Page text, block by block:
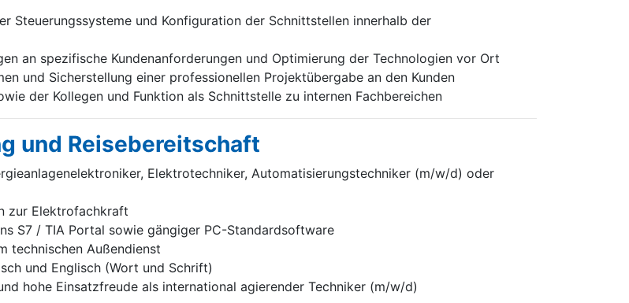
Steuerungssysteme und Konfiguration der Schnittstellen innerhalb der
an spezifische Kundenanforderungen und Optimierung der Technologien vor Ort
und Sicherstellung einer professionellen Projektübergabe an den Kunden
der Kollegen und Funktion als Schnittstelle zu internen Fachbereichen
und Reisebereitschaft
Elektrotechniker, Automatisierungstechniker (m/w/d) oder
zur Elektrofachkraft
S7 / TIA Portal sowie gängiger PC-Standardsoftware
technischen Außendienst
und Englisch (Wort und Schrift)
hohe Einsatzfreude als international agierender Techniker (m/w/d)